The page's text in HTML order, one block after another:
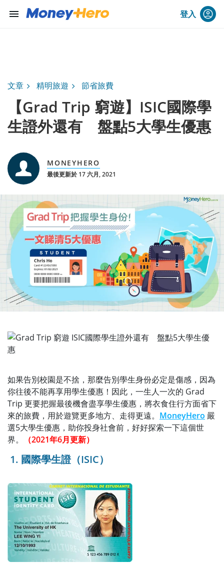
menu 登入
文章 精明旅遊 節省旅費
【Grad Trip 窮遊】ISIC國際學
生證外還有 盤點5大學生優惠
MONEYHERO
最後更新於 17 六月, 2021
如果告別校園是不捨，那麼告別學生身份必定是傷感，因為
你往後不能再享用學生優惠！因此，一生人一次的 Grad
Trip 更要把握最後機會盡享學生優惠，將衣食住行方面省下
來的旅費，用於遊覽更多地方、走得更遠。 MoneyHero 嚴
選5大學生優惠，助你投身社會前，好好探索一下這個世
界。
（2021年6月更新）
1. 國際學生證（ISIC）